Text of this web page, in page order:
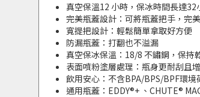
真空保溫12 小時，保冰時間長達32
完美瓶蓋設計：可將瓶蓋把手，完
寬提把設計：輕鬆簡單拿取好方便
防漏瓶蓋：打翻也不溢漏
真空保冰保溫：18/8 不鏽鋼，保持
表面噴粉塗層處理：瓶身更耐刮且
飲用安心：不含BPA/BPS/BPF環
通用瓶蓋：EDDY®+ 、CHUTE®